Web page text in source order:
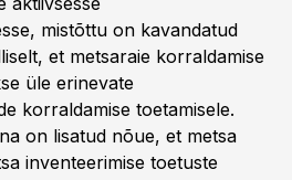
mistõttu on kavandatud
et metsaraie korraldamise
üle erinevate
korraldamise toetamisele.
on lisatud nõue, et metsa
inventeerimise toetuste